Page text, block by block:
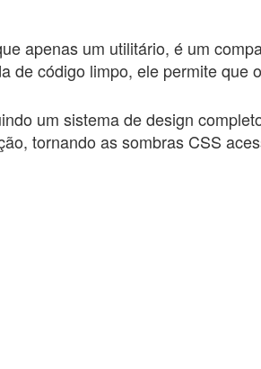
apenas um utilitário, é um
de código limpo, ele permite
um sistema de design
tornando as sombras CSS